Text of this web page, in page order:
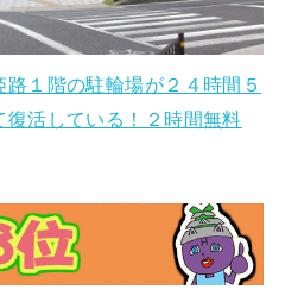
１階の駐輪場が２４時間５
復活している！２時間無料